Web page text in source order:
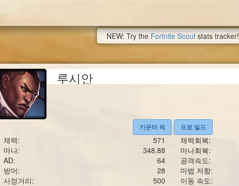
NEW: Try the Fortnite Scout stats tracker!
루시안
카운터 픽 프로 빌드
체력: 571 체력회복:
마나:
348.88 마나회복:
AD:
64 공격속도:
방어:
28 마법 저항:
사정거리:
500 이동 속도: